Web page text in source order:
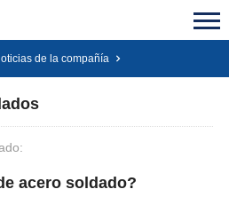
de la compañía
acero soldado?